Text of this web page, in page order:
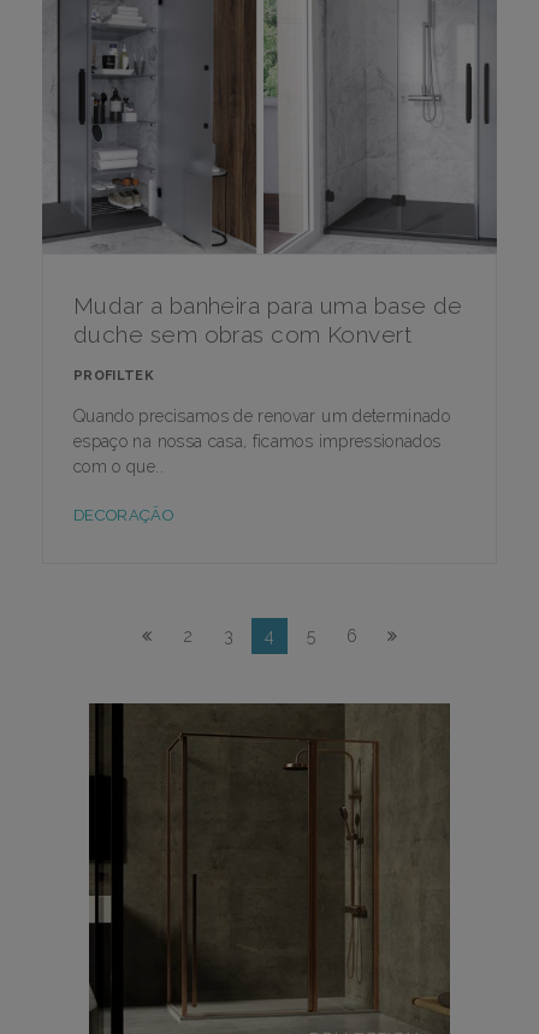
Mudar a banheira para uma base de
duche sem obras com Konvert
PROFILTEK
Quando precisamos de renovar um determinado
espaço na nossa casa, ficamos impressionados
com o que..
DECORAÇÃO
2 3 4 5 6